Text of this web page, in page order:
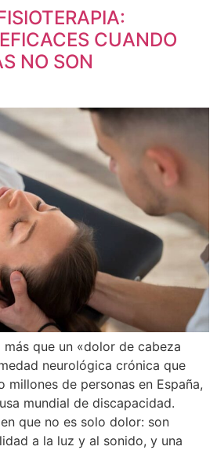
CUANDO
NO SON
más que un «dolor de cabeza
neurológica crónica que
millones de personas en España,
mundial de discapacidad.
que no es solo dolor: son
a la luz y al sonido, y una